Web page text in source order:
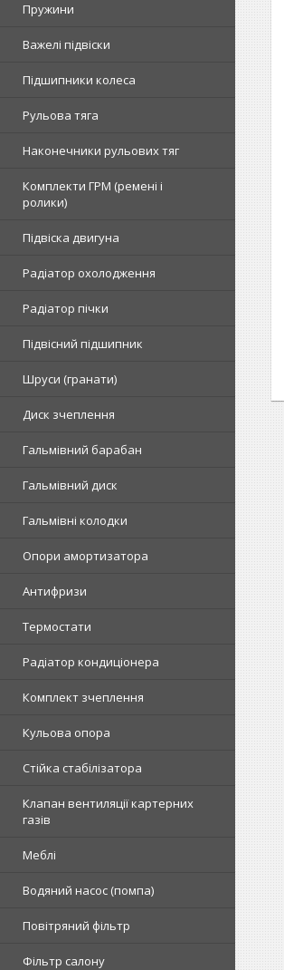
Пружини
Важелі підвіски
Підшипники колеса
Рульова тяга
Наконечники рульових тяг
Комплекти ГРМ (ремені і
ролики)
Підвіска двигуна
Радіатор охолодження
Радіатор пічки
Підвісний підшипник
Шруси (гранати)
Диск зчеплення
Гальмівний барабан
Гальмівний диск
Гальмівні колодки
Опори амортизатора
Антифризи
Термостати
Радіатор кондиціонера
Комплект зчеплення
Кульова опора
Стійка стабілізатора
Клапан вентиляції картерних
газів
Меблі
Водяний насос (помпа)
Повітряний фільтр
Фільтр салону